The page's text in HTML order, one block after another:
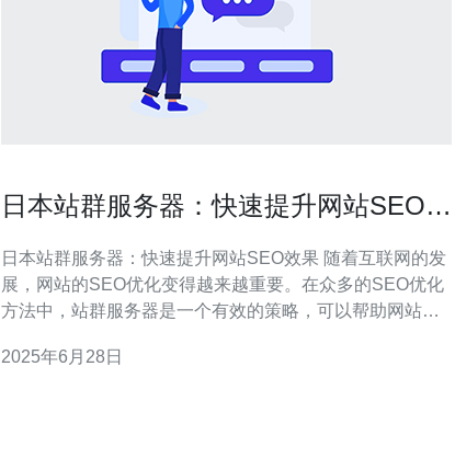
日本站群服务器：快速提升网站SEO效
日本站群服务器：快速提升网站SEO效果 随着互联网的发
展，网站的SEO优化变得越来越重要。在众多的SEO优化
方法中，站群服务器是一个有效的策略，可以帮助网站快
势，能够帮助网站在搜索引擎中获得更好的排名。 站群服
2025年6月28日